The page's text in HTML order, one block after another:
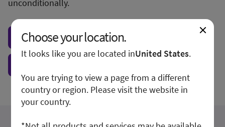
unconditionally.
Visit local site
Choose your location.
It looks like you are located inUnited States.
You are trying to view a page from a different
country or region. Please visit the website in
your country.